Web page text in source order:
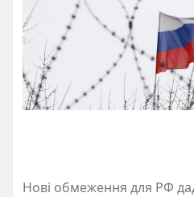
Нові обмеження для РФ